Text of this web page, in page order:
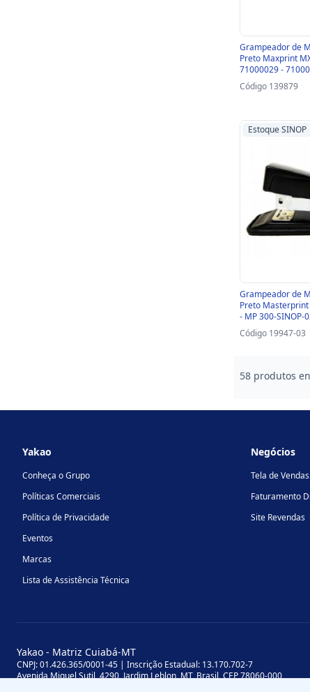
Grampeador de
Preto Maxprint
71000029 -
Código 139879
Estoque SINOP
Grampeador de
Preto
- MP 300-SINOP-
Código 19947-03
58 produtos
Yakao
Conheça o Grupo
Políticas Comerciais
Política de Privacidade
Eventos
Marcas
Lista de Assistência Técnica
Negócios
Tela de Vendas
Faturamento
Site Revendas
Yakao - Matriz Cuiabá-MT
CNPJ: 01.426.365/0001-45 | Inscrição Estadual: 13.170.702-7
Avenida Miguel Sutil, 4290, Jardim Leblon, MT, Brasil, CEP 78060-000